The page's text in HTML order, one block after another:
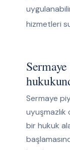
hizmetleri
Sermaye
bir hukuk